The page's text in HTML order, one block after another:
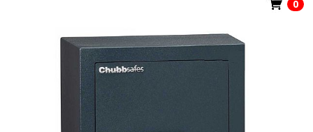
Chubbsafes Consul G1 M-65 0